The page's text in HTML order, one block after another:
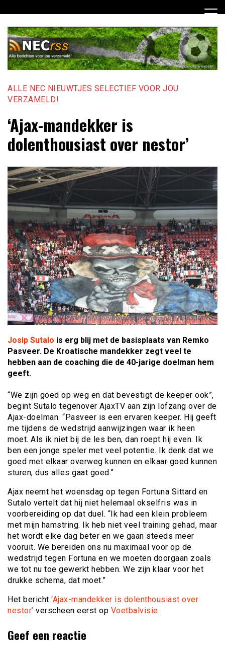
naar
inhoud
ALLE NEC NIEUWTJES SELECTIEF VOOR JOU
VERZAMELD!
‘Ajax-mandekker is
dolenthousiast over nestor’
Josip Sutalo is erg blij met de basisplaats van Remko
Pasveer. De Kroatische mandekker zegt veel te
hebben aan de coaching die de 40-jarige doelman hem
geeft.
“We zijn goed op weg en dat bevestigt de keeper ook”,
begint Sutalo tegenover AjaxTV aan zijn lofzang over de
Ajax-doelman. “Pasveer is een ervaren keeper. Hij geeft
me tijdens de wedstrijd aanwijzingen waar ik heen
moet. Als ik niet bij de les ben, dan roept hij even. Ik
ben een jonge speler met veel potentie. Ik denk dat we
goed met elkaar overweg kunnen en elkaar goed kunnen
sturen, dus alles gaat goed.”
Ajax neemt het woensdag op tegen Fortuna Sittard en
Sutalo vertelt dat hij niet helemaal okselfris was in
voorbereiding op dat duel. “Ik had een klein probleem
met mijn hamstring. Ik heb niet veel training gehad, maar
het wordt elke dag beter en we gaan steeds meer
vooruit. We bereiden ons nu maximaal voor op de
wedstrijd tegen Fortuna en we moeten doorgaan zoals
we tot nu toe gewerkt hebben. We zijn klaar voor het
drukke schema, dat moet.”
Het bericht ‘Ajax-mandekker is dolenthousiast over
nestor’ verscheen eerst op Voetbalvisie.
Geef een reactie